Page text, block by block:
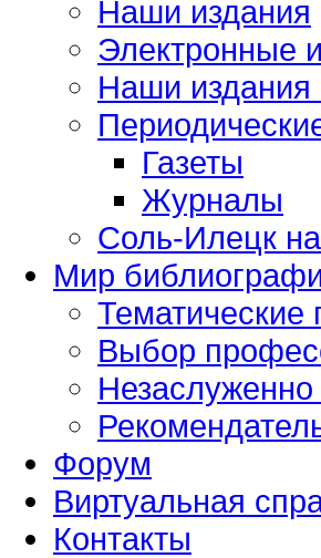
Наши издания
Электронные
Наши
Газеты
Журналы
Соль-Илецк
Мир
Тематические
Выбор
Форум
Виртуальная
Контакты